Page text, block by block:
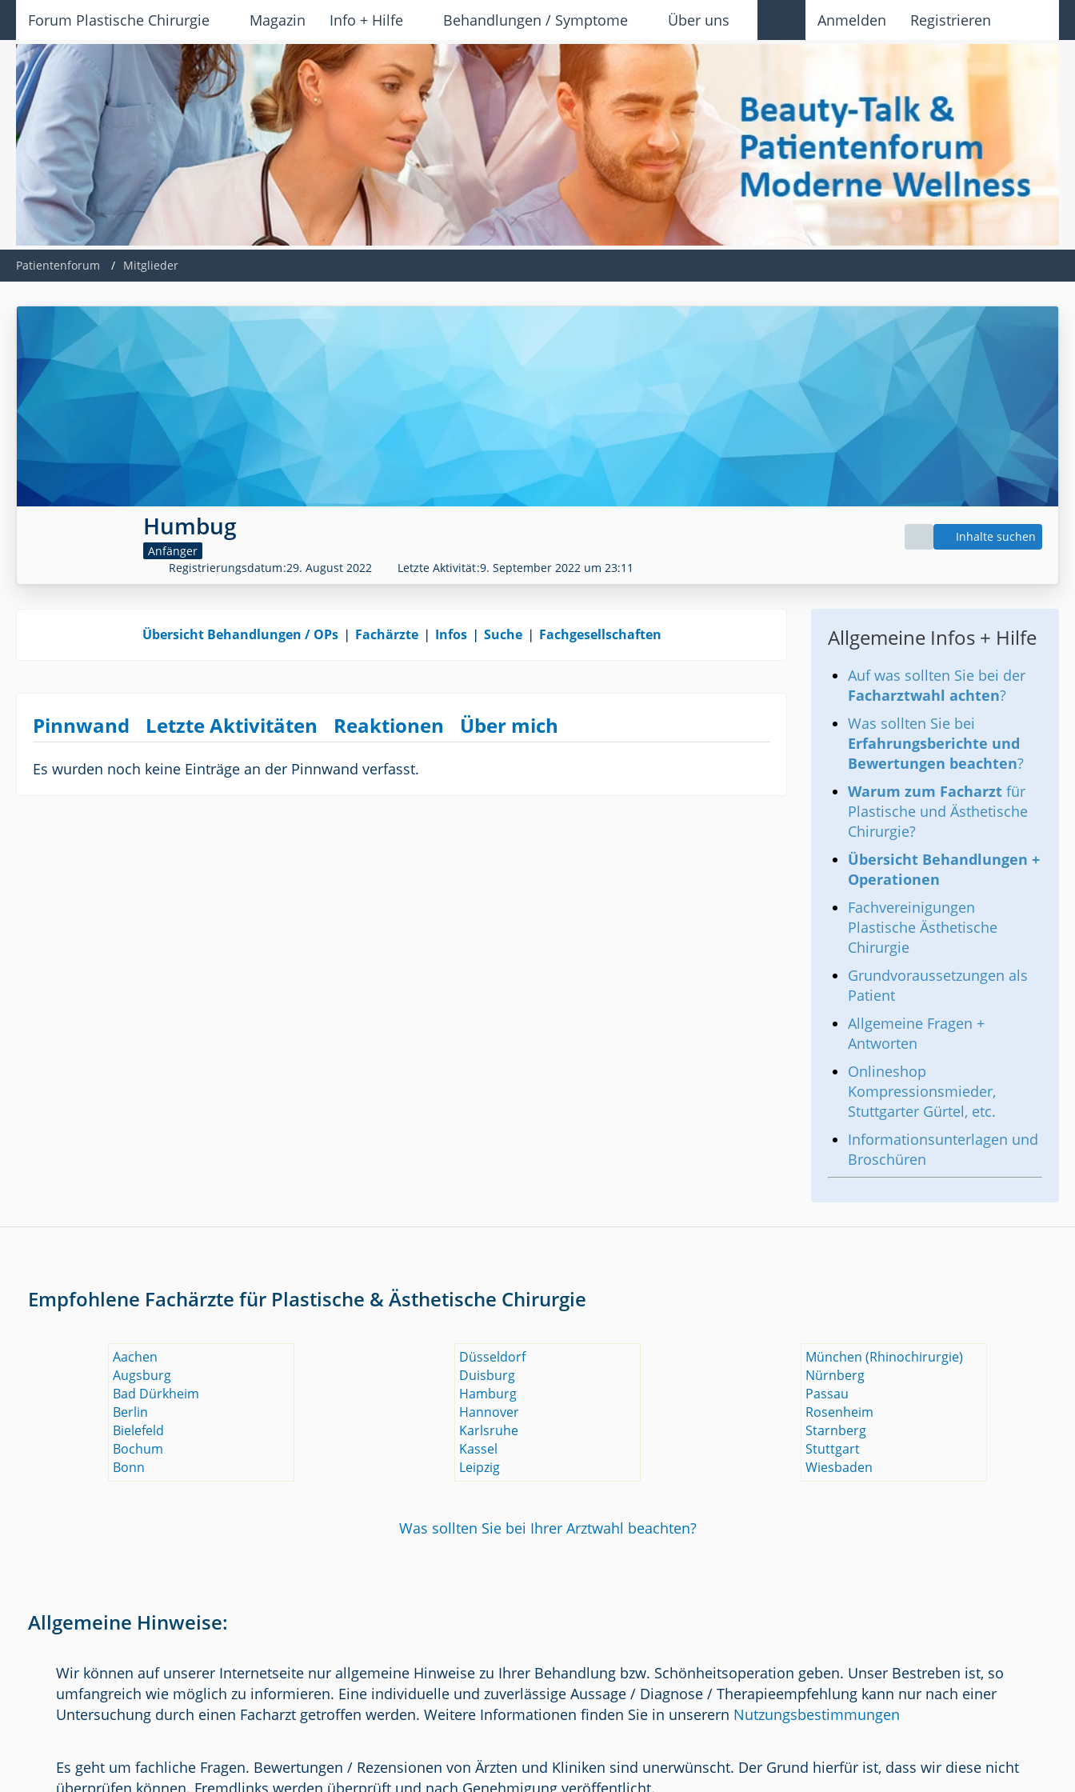
Forum Plastische Chirurgie Magazin Info + Hilfe Behandlungen / Symptome Über uns Anmelden Registrieren
Patientenforum Mitglieder
Humbug
Anfänger
Inhalte suchen
Registrierungsdatum 29. August 2022 Letzte Aktivität 9. September 2022 um 23:11
Übersicht Behandlungen / OPs❘ Fachärzte❘ Infos❘ Suche❘ Fachgesellschaften
Pinnwand Letzte Aktivitäten Reaktionen Über mich
Es wurden noch keine Einträge an der Pinnwand verfasst.
Allgemeine Infos + Hilfe
Auf was sollten Sie bei der
Facharztwahl achten?
Was sollten Sie bei
Erfahrungsberichte und
Bewertungen beachten?
Warum zum Facharzt für
Plastische und Ästhetische
Chirurgie?
Übersicht Behandlungen +
Operationen
Fachvereinigungen
Plastische Ästhetische
Chirurgie
Grundvoraussetzungen als
Patient
Allgemeine Fragen +
Antworten
Onlineshop
Kompressionsmieder,
Stuttgarter Gürtel, etc.
Informationsunterlagen und
Broschüren
Empfohlene Fachärzte für Plastische & Ästhetische Chirurgie
Aachen
Augsburg
Bad Dürkheim
Berlin
Bielefeld
Bochum
Bonn
Düsseldorf
Duisburg
Hamburg
Hannover
Karlsruhe
Kassel
Leipzig
München (Rhinochirurgie)
Nürnberg
Passau
Rosenheim
Starnberg
Stuttgart
Wiesbaden
Was sollten Sie bei Ihrer Arztwahl beachten?
Allgemeine Hinweise:
Wir können auf unserer Internetseite nur allgemeine Hinweise zu Ihrer Behandlung bzw. Schönheitsoperation geben. Unser Bestreben ist, so
umfangreich wie möglich zu informieren. Eine individuelle und zuverlässige Aussage / Diagnose / Therapieempfehlung kann nur nach einer
Untersuchung durch einen Facharzt getroffen werden. Weitere Informationen finden Sie in unserern Nutzungsbestimmungen
Es geht um fachliche Fragen. Bewertungen / Rezensionen von Ärzten und Kliniken sind unerwünscht. Der Grund hierfür ist, dass wir diese nicht
überprüfen können. Fremdlinks werden überprüft und nach Genehmigung veröffentlicht.